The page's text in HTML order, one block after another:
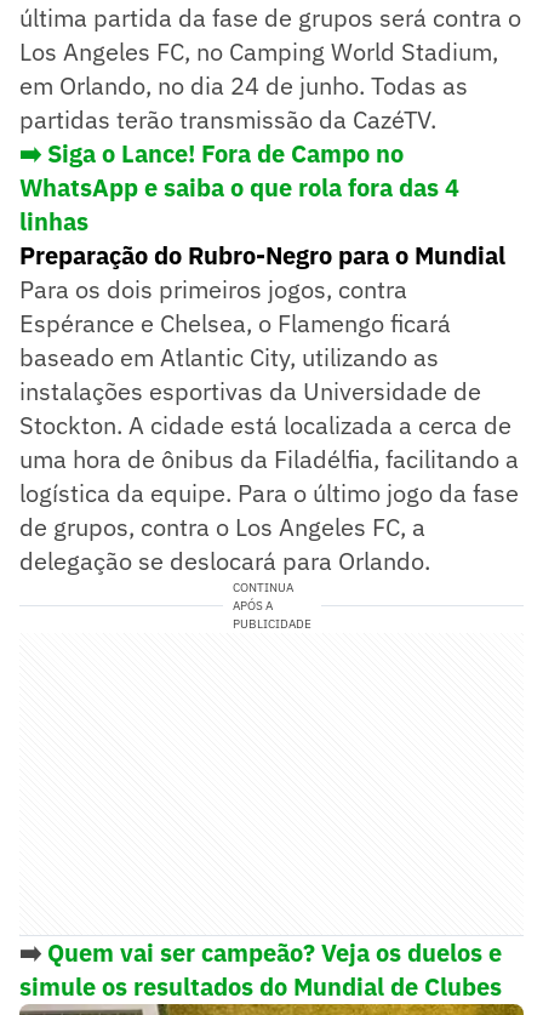
última partida da fase de grupos será contra o
Los Angeles FC, no Camping World Stadium,
em Orlando, no dia 24 de junho. Todas as
partidas terão transmissão da CazéTV.
➡️ Siga o Lance! Fora de Campo no
WhatsApp e saiba o que rola fora das 4
linhas
Preparação do Rubro-Negro para o Mundial
Para os dois primeiros jogos, contra
Espérance e Chelsea, o Flamengo ficará
baseado em Atlantic City, utilizando as
instalações esportivas da Universidade de
Stockton. A cidade está localizada a cerca de
uma hora de ônibus da Filadélfia, facilitando a
logística da equipe. Para o último jogo da fase
de grupos, contra o Los Angeles FC, a
delegação se deslocará para Orlando.
CONTINUA
APÓS A
PUBLICIDADE
➡️ Quem vai ser campeão? Veja os duelos e
simule os resultados do Mundial de Clubes